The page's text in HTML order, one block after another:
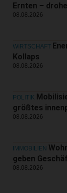
Ernten –
08.08.2026
WIRTSCHAFT
Kollaps
08.08.2026
POLITIK
größtes
08.08.2026
IMMOBILIEN
geben
08.08.2026